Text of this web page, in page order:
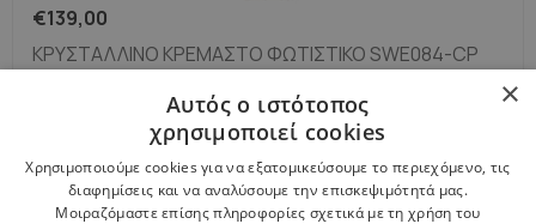
€139,00
ΚΡΥΣΤΆΛΛΙΝΟ ΚΡΕΜΑΣΤΌ ΦΩΤΙΣΤΙΚΌ SWE084-CP
×
Αυτός ο ιστότοπος
χρησιμοποιεί cookies
Χρησιμοποιούμε cookies για να εξατομικεύσουμε το περιεχόμενο, τις
διαφημίσεις και να αναλύσουμε την επισκεψιμότητά μας.
Μοιραζόμαστε επίσης πληροφορίες σχετικά με τη χρήση του